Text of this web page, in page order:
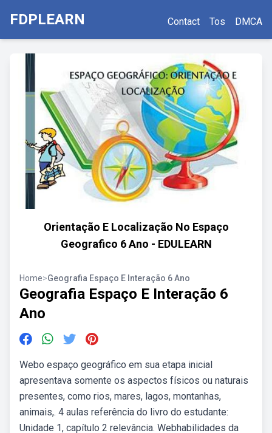
FDPLEARN Contact Tos DMCA
Orientação E Localização No Espaço
Geografico 6 Ano - EDULEARN
Home>Geografia Espaço E Interação 6 Ano
Geografia Espaço E Interação 6
Ano
Webo espaço geográfico em sua etapa inicial
apresentava somente os aspectos físicos ou naturais
presentes, como rios, mares, lagos, montanhas,
animais,. 4 aulas referência do livro do estudante:
Unidade 1, capítulo 2 relevância. Webhabilidades da